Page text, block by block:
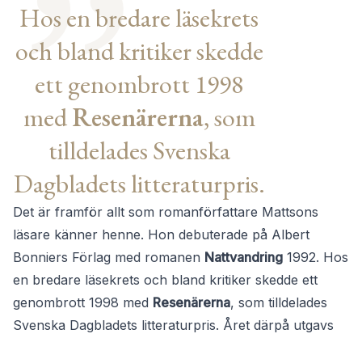
Hos en bredare läsekrets
och bland kritiker skedde
ett genombrott 1998
medResenärerna, som
tilldelades Svenska
Dagbladets litteraturpris.
Det är framför allt som romanförfattare Mattsons
läsare känner henne. Hon debuterade på Albert
Bonniers Förlag med romanen Nattvandring 1992. Hos
en bredare läsekrets och bland kritiker skedde ett
genombrott 1998 med Resenärerna, som tilldelades
Svenska Dagbladets litteraturpris. Året därpå utgavs